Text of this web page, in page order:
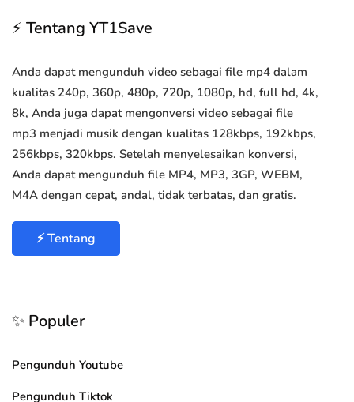
⚡ Tentang YT1Save
Anda dapat mengunduh video sebagai file mp4 dalam
kualitas 240p, 360p, 480p, 720p, 1080p, hd, full hd, 4k,
8k, Anda juga dapat mengonversi video sebagai file
mp3 menjadi musik dengan kualitas 128kbps, 192kbps,
256kbps, 320kbps. Setelah menyelesaikan konversi,
Anda dapat mengunduh file MP4, MP3, 3GP, WEBM,
M4A dengan cepat, andal, tidak terbatas, dan gratis.
⚡ Tentang
✨ Populer
Pengunduh Youtube
Pengunduh Tiktok